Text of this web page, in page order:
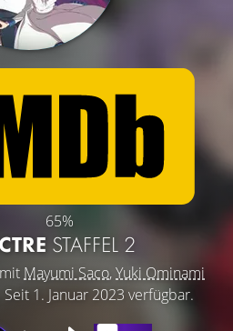
65%
STAFFEL 2
Mayumi Saco,Yuki Ominami
Seit 1. Januar 2023 verfügbar.